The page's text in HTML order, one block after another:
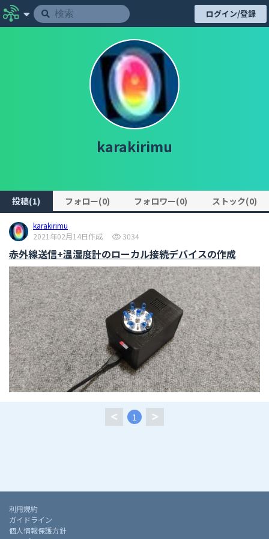
ログイン/登録
karakirimu
投稿(1) フォロー(0) フォロワー(0) ストック(0)
karakirimu
2021年02月14日作成
3034
赤外線送信+温湿度計のローカル接続デバイスの作成
1
利用規約
ガイドライン
個人情報保護方針